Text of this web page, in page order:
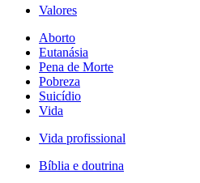
Valores
Aborto
Eutanásia
Pena de Morte
Pobreza
Suicídio
Vida
Vida profissional
Bíblia e doutrina